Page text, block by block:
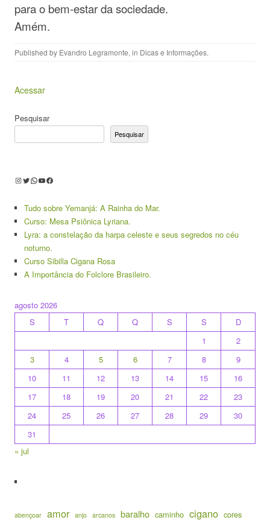
para o bem-estar da sociedade.
Amém.
Published by Evandro Legramonte, in Dicas e Informações.
Acessar
Pesquisar
Pesquisar
Instagram
Twitter
WhatsApp
Youtube
Facebook
Tudo sobre Yemanjá: A Rainha do Mar.
Curso: Mesa Psiônica Lyriana.
Lyra: a constelação da harpa celeste e seus segredos no céu
noturno.
Curso Sibilla Cigana Rosa
A Importância do Folclore Brasileiro.
agosto 2026
S
T Q Q S S
D
1
2
3
4 5 6 7 8
9
10
11 12 13 14 15
16
17
18 19 20 21 22
23
24
25 26 27 28 29
30
31
« jul
abençoar amor anjo arcanos baralho caminho cigano cores